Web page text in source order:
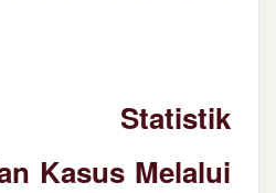
Statistik
Kasus Melalui